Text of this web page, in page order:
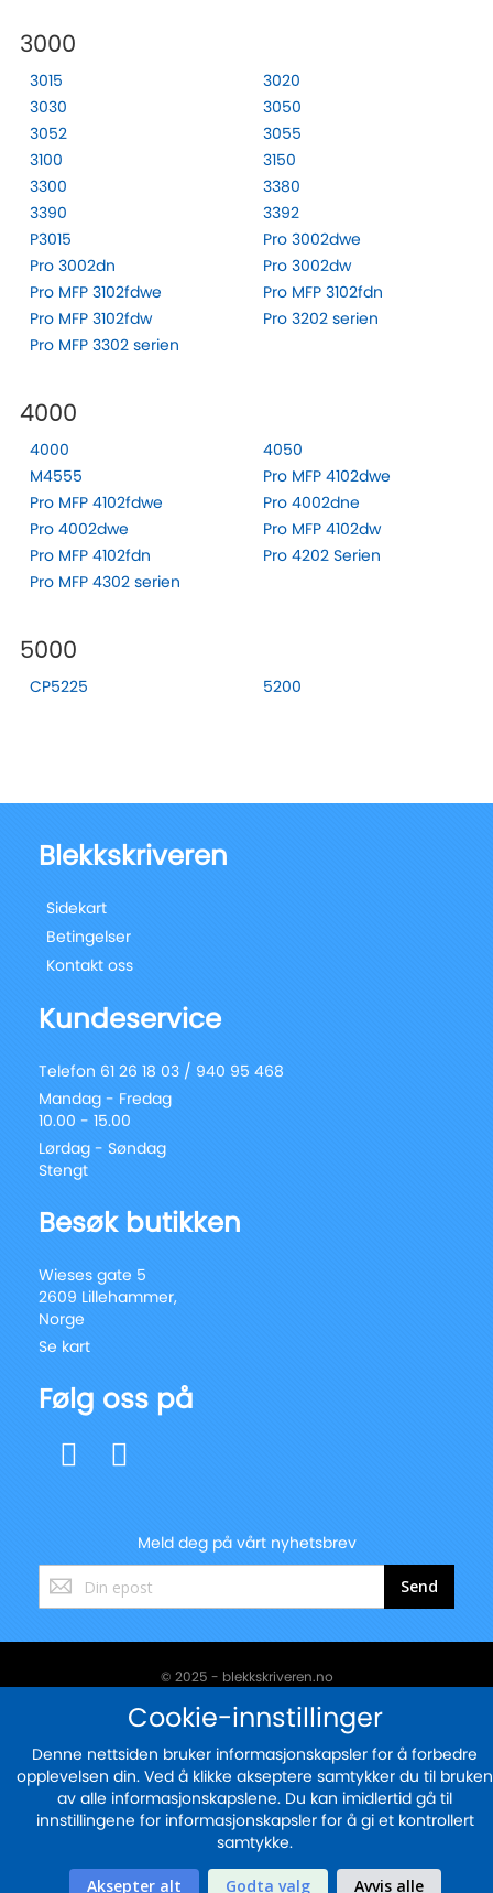
3000
3015
3020
3030
3050
3052
3055
3100
3150
3300
3380
3390
3392
P3015
Pro 3002dwe
Pro 3002dn
Pro 3002dw
Pro MFP 3102fdwe
Pro MFP 3102fdn
Pro MFP 3102fdw
Pro 3202 serien
Pro MFP 3302 serien
4000
4000
4050
M4555
Pro MFP 4102dwe
Pro MFP 4102fdwe
Pro 4002dne
Pro 4002dwe
Pro MFP 4102dw
Pro MFP 4102fdn
Pro 4202 Serien
Pro MFP 4302 serien
5000
CP5225 5200
Blekkskriveren
Sidekart
Betingelser
Kontakt oss
Kundeservice
Telefon 61 26 18 03 / 940 95 468
Mandag - Fredag
10.00 - 15.00
Lørdag - Søndag
Stengt
Besøk butikken
Wieses gate 5
2609 Lillehammer,
Norge
Se kart
Følg oss på
Meld deg på vårt nyhetsbrev
Registrer
deg
vårt
Send
© 2025 - blekkskriveren.no
Sikker betaling med
Cookie-innstillinger
Denne nettsiden bruker informasjonskapsler for å forbedre
opplevelsen din. Ved å klikke akseptere samtykker du til bruken
av alle informasjonskapslene. Du kan imidlertid gå til
innstillingene for informasjonskapsler for å gi et kontrollert
samtykke.
Aksepter alt Godta valg Avvis alle